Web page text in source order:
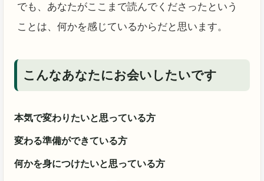
でも、あなたがここまで読んでくださったという
ことは、何かを感じているからだと思います。
こんなあなたにお会いしたいです
本気で変わりたいと思っている方
変わる準備ができている方
何かを身につけたいと思っている方